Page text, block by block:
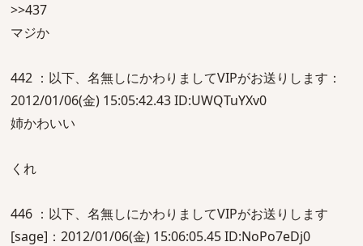
>>437
マジか
442 ：以下、名無しにかわりましてVIPがお送りします：
2012/01/06(金) 15:05:42.43 ID:UWQTuYXv0
姉かわいい
くれ
446 ：以下、名無しにかわりましてVIPがお送りします
[sage]：2012/01/06(金) 15:06:05.45 ID:NoPo7eDj0